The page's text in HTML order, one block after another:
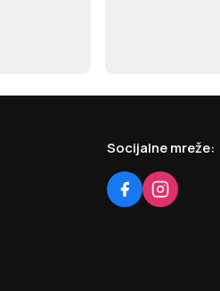
Socijalne mreže: